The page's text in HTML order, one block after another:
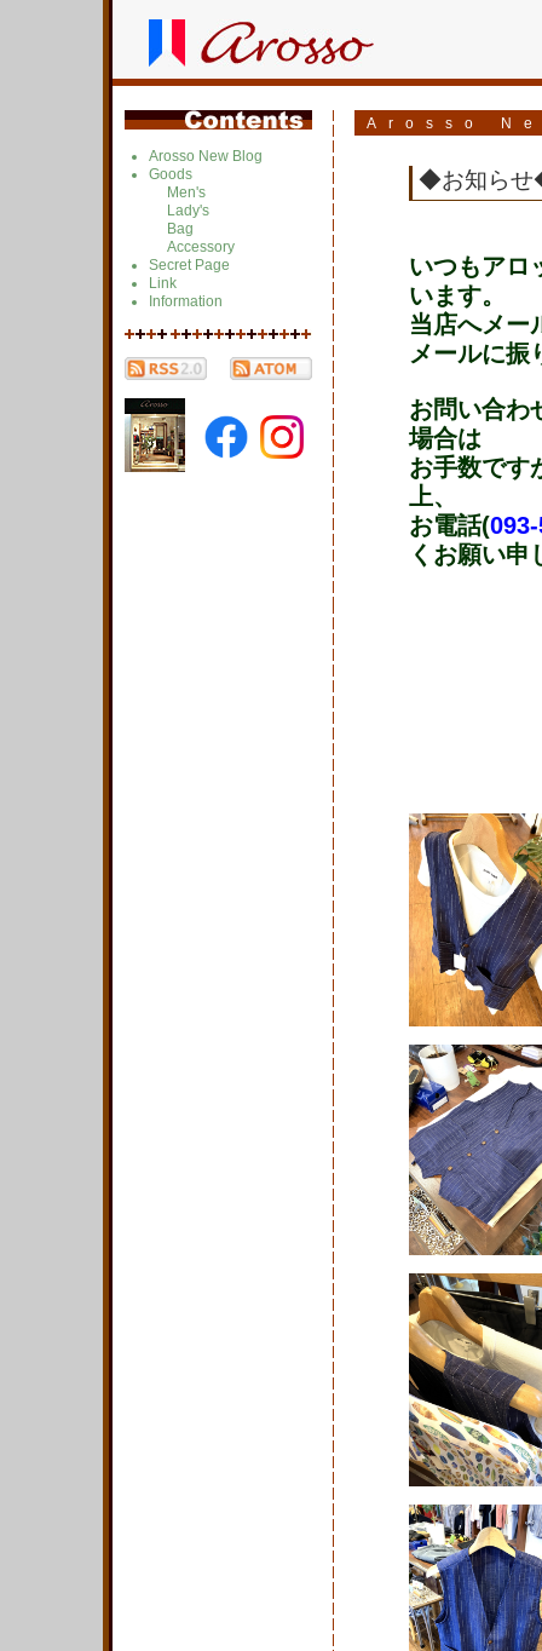
Arosso New Blog
Goods
Men's
Lady's
Bag
Accessory
Secret Page
Link
Information
Arosso
◆お知ら
いつもアロ
います。
当店へメー
メールに振
お問い合わ
場合は
お手数です
上、
お電話(
くお願い申